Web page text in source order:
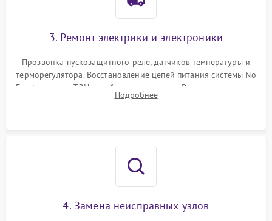
3. Ремонт электрики и электроники
Прозвонка пускозащитного реле, датчиков температуры и
терморегулятора. Восстановление цепей питания системы No
Frost, включая ТЭН оттайки и вентилятор. Ремонт или замена
платы управления при сбоях алгоритмов.
Подробнее
4. Замена неисправных узлов